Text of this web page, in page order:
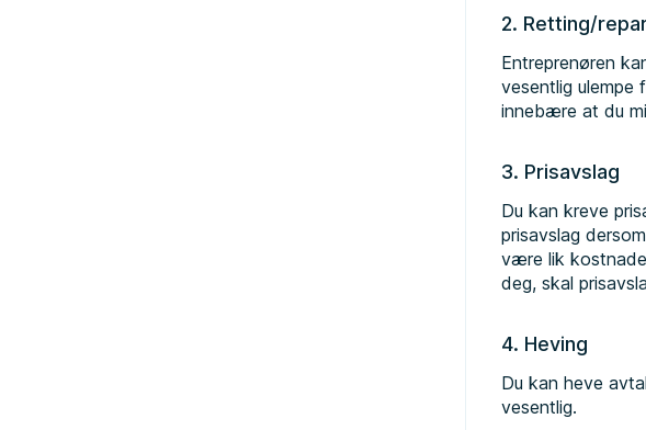
2. Retting/
Entreprenøren
vesentlig ulempe
innebære at du
3. Prisavslag
Du kan kreve
prisavslag
være lik
deg, skal
4. Heving
Du kan heve
vesentlig.